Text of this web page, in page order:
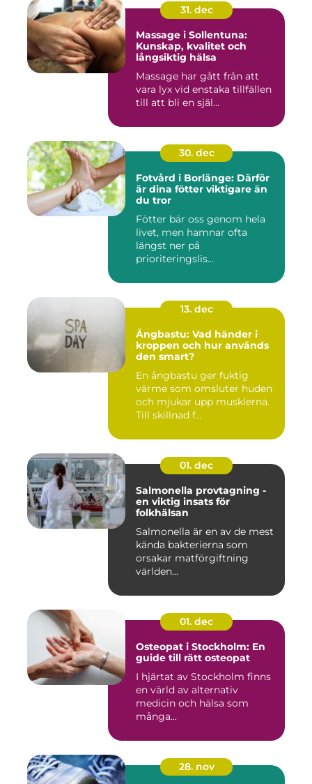
31. dec
Massage i Sollentuna:
Kunskap, kvalitet och
långsiktig hälsa
Massage har gått från att
vara lyx vid enstaka tillfällen
till att bli en själ...
30. dec
Fotvård i Borlänge: Därför
är dina fötter viktigare än
du tror
Fötter bär oss genom hela
livet, men hamnar ofta
längst ner på
prioriteringslis...
13. dec
Ångbastu: Vad händer i
kroppen och hur används
den smart?
En ångbastu ger fuktig
värme som omsluter huden
och mjukar upp musklerna.
Till skillnad f...
01. dec
Salmonella provtagning -
en viktig insats för
folkhälsan
Salmonella är en av de mest
kända bakterierna som
orsakar matförgiftning
världen...
01. dec
Osteopat i Stockholm: En
guide till rätt osteopat
I hjärtat av Stockholm finns
en värld av alternativ
medicin och hälsa som
många...
28. nov